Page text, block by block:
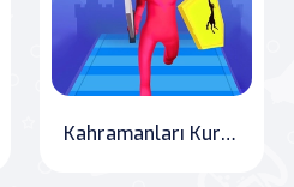
Kahramanları Kurtar ve Çatışmaya Katıl